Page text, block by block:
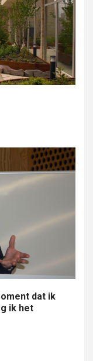
dat ik
ik het